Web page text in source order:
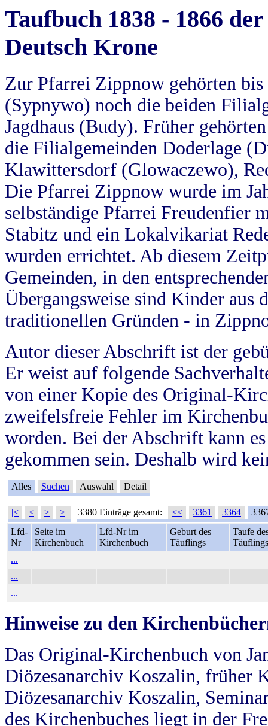
Taufbuch 1838 - 1866
Deutsch Krone
Zur Pfarrei Zippnow gehörten
(Sypnywo) noch die beiden
Jagdhaus (Budy). Früher
die Filialgemeinden Doderlage
Klawittersdorf (Glowaczewo),
Die Pfarrei Zippnow wurde im
selbständige Pfarrei Freudenfier
Stabitz und ein Lokalvikariat
wurden errichtet. Ab diesem
Gemeinden, in den
Übergangsweise sind Kinder aus
traditionellen Gründen - in
Autor dieser Abschrift ist der
Er weist auf folgende
von einer Kopie des Original-
zweifelsfreie Fehler im
worden. Bei der Abschrift kann
gekommen sein. Deshalb wird
Alles Suchen Auswahl Detail
|< < > >| 3380 Einträge gesamt: << 3361 3364
Lfd-
Nr
Seite im
Kirchenbuch
Lfd-Nr im
Kirchenbuch
Geburt des
Täuflings
Taufe
Täuflings
...
...
...
Hinweise zu den
Das Original-Kirchenbuch von
Diözesanarchiv Koszalin, früher
Diözesanarchiv Koszalin,
des Kirchenbuches liegt in der